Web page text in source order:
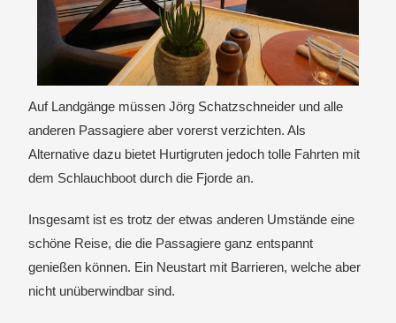
Auf Landgänge müssen Jörg Schatzschneider und alle
anderen Passagiere aber vorerst verzichten. Als
Alternative dazu bietet Hurtigruten jedoch tolle Fahrten mit
dem Schlauchboot durch die Fjorde an.
Insgesamt ist es trotz der etwas anderen Umstände eine
schöne Reise, die die Passagiere ganz entspannt
genießen können. Ein Neustart mit Barrieren, welche aber
nicht unüberwindbar sind.